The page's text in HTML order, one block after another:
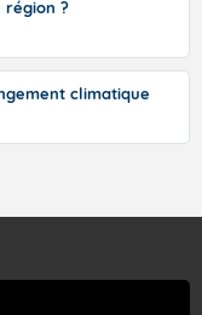
région ?
climatique